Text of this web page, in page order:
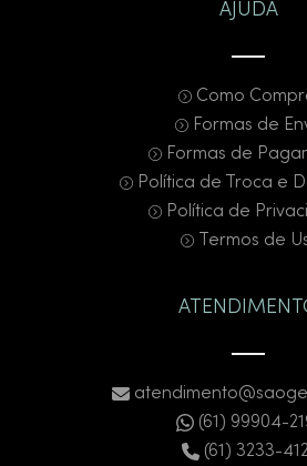
AJUDA
Como
Formas de
Formas de
Política de Troca e
Política de
Termos de
(61) 99904-
(61) 3233-